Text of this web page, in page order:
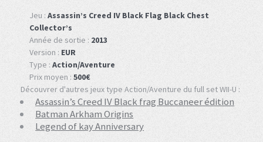
Jeu : Assassin’s Creed IV Black Flag Black Chest
Collector’s
Année de sortie : 2013
Version : EUR
Type : Action/Aventure
Prix moyen : 500€
Découvrer d'autres jeux type Action/Aventure du full set WII-U :
Assassin’s Creed IV Black frag Buccaneer édition
Batman Arkham Origins
Legend of kay Anniversary